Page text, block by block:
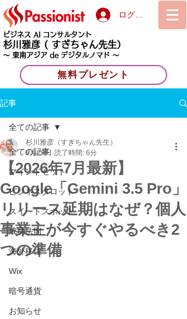
ログイン
ビジネス AI コンサルタント
杉川雅彦 ( すぎちゃん先生）
〜 東南アジア de デジタルノマド 〜
無料プレゼント
記事
全ての記事
マインドセット
ビジネスタロット
スイートスポット
成功法則
海外移住
Wix
暗号通貨
お知らせ
全ての記事
【2026年7月最新】
Google「Gemini 3.5 Pro」
リリース延期はなぜ？個人
事業主が今すぐやるべき2
つの準備
杉川雅彦（すぎちゃん先生）
6月29日 読了時間: 6分